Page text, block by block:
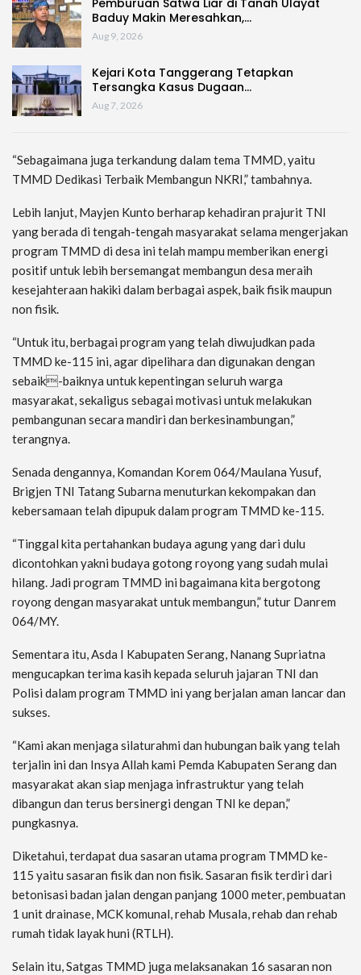
Pemburuan Satwa Liar di Tanah Ulayat
Baduy Makin Meresahkan,…
Aug 9, 2026
Kejari Kota Tanggerang Tetapkan
Tersangka Kasus Dugaan…
Aug 7, 2026
“Sebagaimana juga terkandung dalam tema TMMD, yaitu
TMMD Dedikasi Terbaik Membangun NKRI,” tambahnya.
Lebih lanjut, Mayjen Kunto berharap kehadiran prajurit TNI
yang berada di tengah-tengah masyarakat selama mengerjakan
program TMMD di desa ini telah mampu memberikan energi
positif untuk lebih bersemangat membangun desa meraih
kesejahteraan hakiki dalam berbagai aspek, baik fisik maupun
non fisik.
“Untuk itu, berbagai program yang telah diwujudkan pada
TMMD ke-115 ini, agar dipelihara dan digunakan dengan
sebaik-baiknya untuk kepentingan seluruh warga
masyarakat, sekaligus sebagai motivasi untuk melakukan
pembangunan secara mandiri dan berkesinambungan,”
terangnya.
Senada dengannya, Komandan Korem 064/Maulana Yusuf,
Brigjen TNI Tatang Subarna menuturkan kekompakan dan
kebersamaan telah dipupuk dalam program TMMD ke-115.
“Tinggal kita pertahankan budaya agung yang dari dulu
dicontohkan yakni budaya gotong royong yang sudah mulai
hilang. Jadi program TMMD ini bagaimana kita bergotong
royong dengan masyarakat untuk membangun,” tutur Danrem
064/MY.
Sementara itu, Asda I Kabupaten Serang, Nanang Supriatna
mengucapkan terima kasih kepada seluruh jajaran TNI dan
Polisi dalam program TMMD ini yang berjalan aman lancar dan
sukses.
“Kami akan menjaga silaturahmi dan hubungan baik yang telah
terjalin ini dan Insya Allah kami Pemda Kabupaten Serang dan
masyarakat akan siap menjaga infrastruktur yang telah
dibangun dan terus bersinergi dengan TNI ke depan,”
pungkasnya.
Diketahui, terdapat dua sasaran utama program TMMD ke-
115 yaitu sasaran fisik dan non fisik. Sasaran fisik terdiri dari
betonisasi badan jalan dengan panjang 1000 meter, pembuatan
1 unit drainase, MCK komunal, rehab Musala, rehab dan rehab
rumah tidak layak huni (RTLH).
Selain itu, Satgas TMMD juga melaksanakan 16 sasaran non